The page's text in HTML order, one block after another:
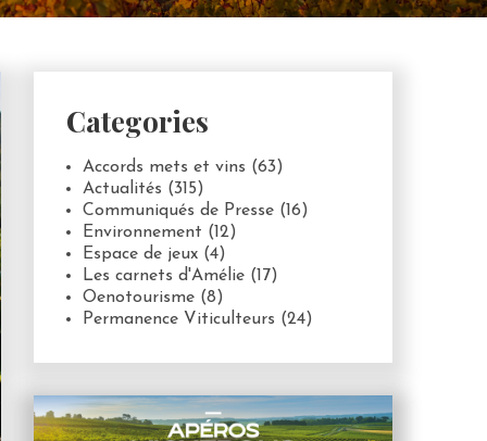
Categories
Accords mets et vins (63)
Actualités (315)
Communiqués de Presse (16)
Environnement (12)
Espace de jeux (4)
Les carnets d'Amélie (17)
Oenotourisme (8)
Permanence Viticulteurs (24)